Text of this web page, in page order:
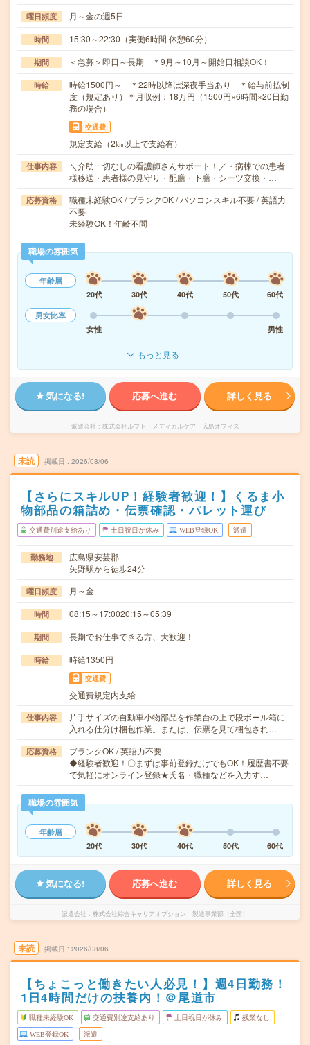
曜日頻度 月～金の週5日
時間 15:30～22:30（実働6時間 休憩60分）
期間 ＜急募＞即日～長期 ＊9月～10月～開始日相談OK！
時給
時給1500円～ ＊22時以降は深夜手当あり ＊給与前払制
度（規定あり）＊月収例：18万円（1500円×6時間×20日勤
務の場合）
交通費
規定支給（2㎞以上で支給有）
仕事内容
＼介助一切なしの看護師さんサポート！／・病棟での患者
様移送・患者様の見守り・配膳・下膳・シーツ交換・…
応募資格
職種未経験OK / ブランクOK / パソコンスキル不要 / 英語力
不要
未経験OK！年齢不問
職場の雰囲気
年齢層
20代
30代 40代 50代
60代
男女比率
女性
男性
もっと見る
気になる! 応募へ進む 詳しく見る
派遣会社 株式会社ルフト・メディカルケア 広島オフィス
未読 掲載日 2026/08/06
【さらにスキルUP！経験者歓迎！】くるま小
物部品の箱詰め・伝票確認・パレット運び
交通費別途支給あり 土日祝日が休み WEB登録OK 派遣
勤務地
広島県安芸郡
矢野駅から徒歩24分
曜日頻度 月～金
時間 08:15～17:0020:15～05:39
期間 長期でお仕事できる方、大歓迎！
時給 時給1350円
交通費
交通費規定内支給
仕事内容
片手サイズの自動車小物部品を作業台の上で段ボール箱に
入れる仕分け梱包作業。または、伝票を見て梱包され…
応募資格
ブランクOK / 英語力不要
◆経験者歓迎！〇まずは事前登録だけでもOK！履歴書不要
で気軽にオンライン登録★氏名・職種などを入力す…
職場の雰囲気
年齢層
20代
30代 40代 50代 60代
気になる! 応募へ進む 詳しく見る
派遣会社 株式会社綜合キャリアオプション 製造事業部（全国）
未読 掲載日 2026/08/06
【ちょこっと働きたい人必見！】週4日勤務！
1日4時間だけの扶養内！＠尾道市
職種未経験OK 交通費別途支給あり 土日祝日が休み 残業なし
WEB登録OK 派遣